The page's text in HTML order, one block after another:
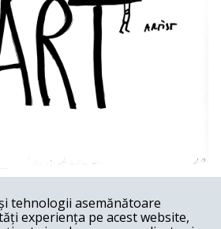
tehnologii asemănătoare
experiența pe acest website,